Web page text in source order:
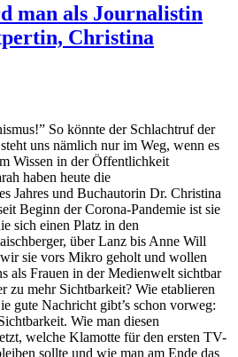
man als Journalistin
Christina
So könnte der Schlachtruf der
uns nämlich nur im Weg, wenn es
Wissen in der Öffentlichkeit
haben heute die
Jahres und Buchautorin Dr. Christina
Beginn der Corona-Pandemie ist sie
sich einen Platz in den
über Lanz bis Anne Will
sie vors Mikro geholt und wollen
als Frauen in der Medienwelt sichtbar
zu mehr Sichtbarkeit? Wie etablieren
gute Nachricht gibt’s schon vorweg:
Wie man diesen
welche Klamotte für den ersten TV-
sollte und wie man am Ende das